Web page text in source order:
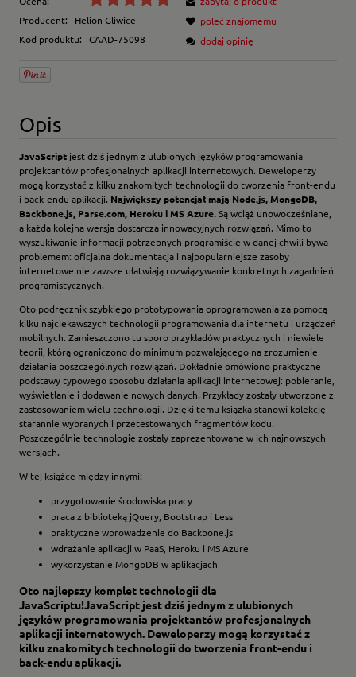
Producent:
Helion Gliwice
Kod produktu:
CAAD-75098
poleć znajomemu
dodaj opinię
Opis
JavaScript jest dziś jednym z ulubionych języków programowania
projektantów profesjonalnych aplikacji internetowych. Deweloperzy
mogą korzystać z kilku znakomitych technologii do tworzenia front-endu
i back-endu aplikacji. Największy potencjał mają Node.js, MongoDB,
Backbone.js, Parse.com, Heroku i MS Azure.Są wciąż unowocześniane,
a każda kolejna wersja dostarcza innowacyjnych rozwiązań. Mimo to
wyszukiwanie informacji potrzebnych programiście w danej chwili bywa
problemem: oficjalna dokumentacja i najpopularniejsze zasoby
internetowe nie zawsze ułatwiają rozwiązywanie konkretnych zagadnień
programistycznych.
Oto podręcznik szybkiego prototypowania oprogramowania za pomocą
kilku najciekawszych technologii programowania dla internetu i urządzeń
mobilnych. Zamieszczono tu sporo przykładów praktycznych i niewiele
teorii, którą ograniczono do minimum pozwalającego na zrozumienie
działania poszczególnych rozwiązań. Dokładnie omówiono praktyczne
podstawy typowego sposobu działania aplikacji internetowej: pobieranie,
wyświetlanie i dodawanie nowych danych. Przykłady zostały utworzone z
zastosowaniem wielu technologii. Dzięki temu książka stanowi kolekcję
starannie wybranych i przetestowanych fragmentów kodu.
Poszczególnie technologie zostały zaprezentowane w ich najnowszych
wersjach.
W tej książce między innymi:
przygotowanie środowiska pracy
praca z biblioteką jQuery, Bootstrap i Less
praktyczne wprowadzenie do Backbone.js
wdrażanie aplikacji w PaaS, Heroku i MS Azure
wykorzystanie MongoDB w aplikacjach
Oto najlepszy komplet technologii dla
JavaScriptu!JavaScript jest dziś jednym z ulubionych
języków programowania projektantów profesjonalnych
aplikacji internetowych. Deweloperzy mogą korzystać z
kilku znakomitych technologii do tworzenia front-endu i
back-endu aplikacji.